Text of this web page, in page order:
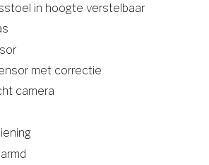
in hoogte verstelbaar
met correctie
camera